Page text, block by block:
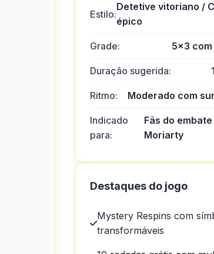
Estilo:
Detetive vitoriano /
épico
Grade: 5×3
Duração sugerida:
Ritmo: Moderado com
Indicado
para:
Fãs do
Moriarty
Destaques do jogo
Mystery Respins com
transformáveis